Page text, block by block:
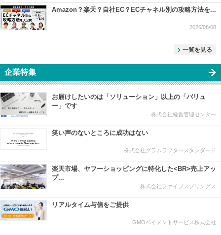
Amazon？楽天？自社EC？ECチャネル別の攻略方法を...
2026/08/08
一覧を見る
企業特集
お届けしたいのは「ソリューション」以上の「バリュ
ー」です
株式会社経営管理センター
笑い声のないところに成功はない
株式会社グラムラフタースタンダード
楽天市場、ヤフーショッピングに特化した<BR>売上アッ
プ...
株式会社ファイブスプリングス
リアルタイム与信をご提供
GMOペイメントサービス株式会社